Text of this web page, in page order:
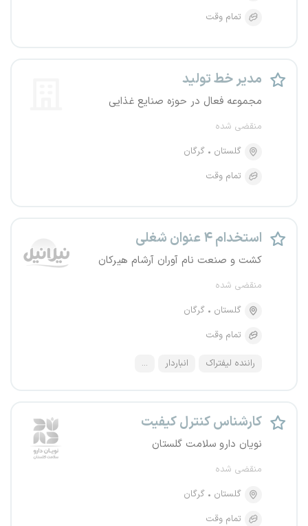
تمام وقت
مدیر خط تولید
مجموعه فعال در حوزه صنایع غذایی
منقضی شده
گلستان
گرگان
تمام وقت
استخدام ۴ عنوان شغلی
کشت و صنعت نام آوران آرشام هیرکان
منقضی شده
گلستان
گرگان
تمام وقت
راننده لیفتراک انباردار ...
کارشناس کنترل کیفیت
نویان دارو سلامت گلستان
منقضی شده
گلستان
گرگان
تمام وقت